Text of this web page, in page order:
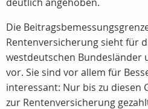
Die
Rentenversicherung sieht für
westdeutschen Bundesländer
vor. Sie sind vor allem für
interessant: Nur bis zu diesen
zur Rentenversicherung